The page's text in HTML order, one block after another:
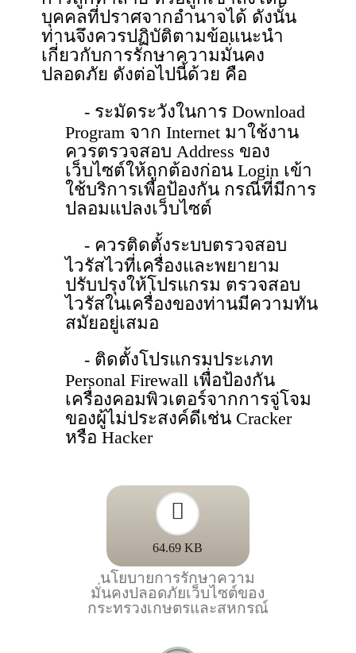
บุคคลที่ปราศจากอำนาจได้ ดังนั้น
ท่านจึงควรปฏิบัติตามข้อแนะนํา
เกี่ยวกับการรักษาความมั่นคง
ปลอดภัย ดังต่อไปนี้ด้วย คือ
- ระมัดระวังในการ Download
Program จาก Internet มาใช้งาน
ควรตรวจสอบ Address ของ
เว็บไซต์ให้ถูกต้องก่อน Login เข้า
ใช้บริการเพื่อป้องกัน กรณีที่มีการ
ปลอมแปลงเว็บไซต์
- ควรติดตั้งระบบตรวจสอบ
ไวรัสไวที่เครื่องและพยายาม
ปรับปรุงให้โปรแกรม ตรวจสอบ
ไวรัสในเครื่องของท่านมีความทัน
สมัยอยู่เสมอ
- ติดตั้งโปรแกรมประเภท
Personal Firewall เพื่อป้องกัน
เครื่องคอมพิวเตอร์จากการจู่โจม
ของผู้ไม่ประสงค์ดีเช่น Cracker
หรือ Hacker
64.69 KB
นโยบายการรักษาความ
มั่นคงปลอดภัยเว็บไซต์ของ
กระทรวงเกษตรและสหกรณ์